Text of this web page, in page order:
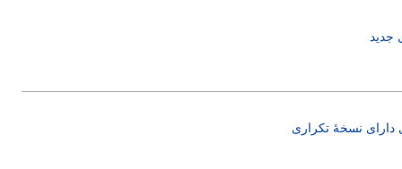
جدید
نسخهٔ تکراری